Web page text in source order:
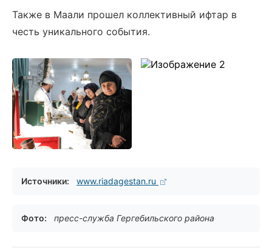
Также в Маали прошел коллективный ифтар в
честь уникального события.
Источники: www.riadagestan.ru
Фото: пресс-служба Гергебильского района